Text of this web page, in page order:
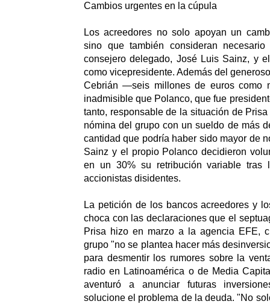
Cambios urgentes en la cúpula
Los acreedores no solo apoyan un
sino que también consideran
consejero delegado, José Luis Sainz, y
como vicepresidente. Además del
Cebrián —seis millones de euros como
inadmisible que Polanco, que fue
tanto, responsable de la situación de
nómina del grupo con un sueldo de más
cantidad que podría haber sido mayor de
Sainz y el propio Polanco decidieron
en un 30% su retribución variable tras
accionistas disidentes.
La petición de los bancos acreedores y
choca con las declaraciones que el
Prisa hizo en marzo a la agencia EFE,
grupo "no se plantea hacer más
para desmentir los rumores sobre la
radio en Latinoamérica o de Media
aventuró a anunciar futuras
solucione el problema de la deuda. "No